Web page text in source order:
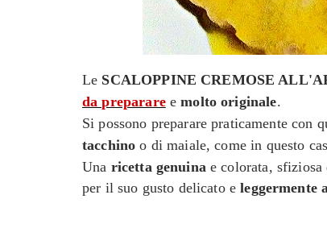
Le SCALOPPINE CREMOSE
da preparareemolto originale.
Si possono preparare praticamente con
tacchino o di maiale, come in questo
Una ricetta genuinae colorata, sfiziosa
per il suo gusto delicato eleggermente